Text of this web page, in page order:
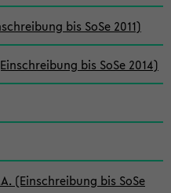
bis SoSe 2011)
bis SoSe 2014)
(Einschreibung bis SoSe